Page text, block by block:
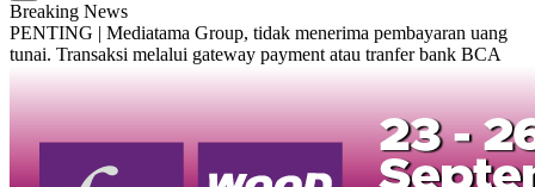
Breaking News
PENTING | Mediatama Group, tidak menerima pembayaran uang
tunai. Transaksi melalui gateway payment atau tranfer bank BCA